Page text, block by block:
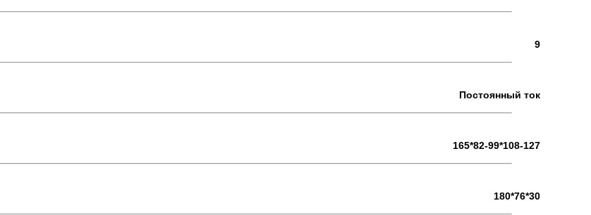
9
Постоянный ток
165*82-99*108-127
180*76*30